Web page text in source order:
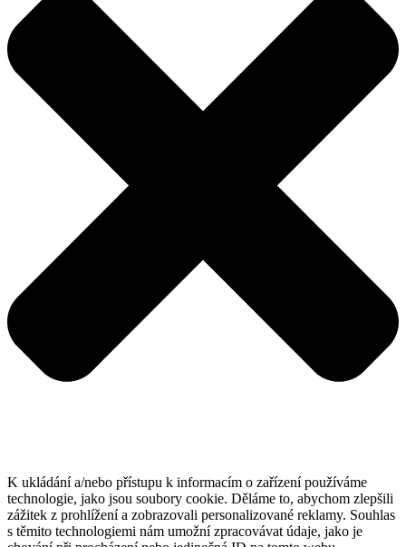
K ukládání a/nebo přístupu k informacím o zařízení používáme
technologie, jako jsou soubory cookie. Děláme to, abychom zlepšili
zážitek z prohlížení a zobrazovali personalizované reklamy. Souhlas
s těmito technologiemi nám umožní zpracovávat údaje, jako je